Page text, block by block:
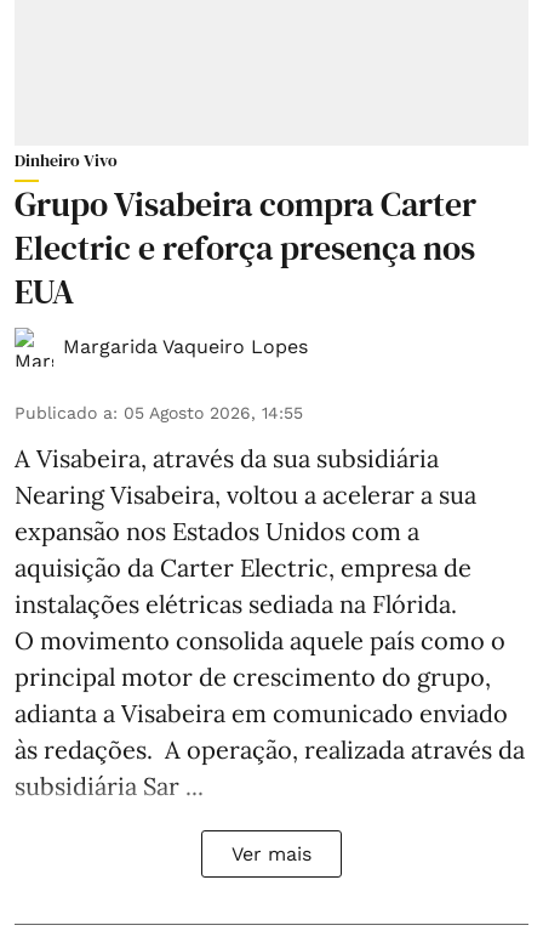
Dinheiro Vivo
Grupo Visabeira compra Carter
Electric e reforça presença nos
EUA
Margarida Vaqueiro Lopes
Publicado a: 05 Agosto 2026, 14:55
A Visabeira, através da sua subsidiária
Nearing Visabeira, voltou a acelerar a sua
expansão nos Estados Unidos com a
aquisição da Carter Electric, empresa de
instalações elétricas sediada na Flórida.
O movimento consolida aquele país como o
principal motor de crescimento do grupo,
adianta a Visabeira em comunicado enviado
às redações. A operação, realizada através da
subsidiária Sar ...
Ver mais